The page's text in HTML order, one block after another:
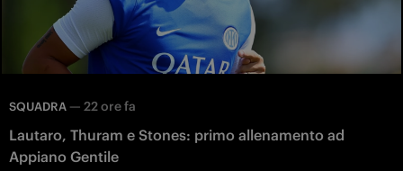
SQUADRA — 22 ore fa
Lautaro, Thuram e Stones: primo allenamento ad
Appiano Gentile